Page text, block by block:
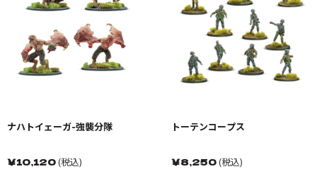
ナハトイェーガ-強襲分隊
￥10,120(税込)
トーテンコープス
￥8,250(税込)